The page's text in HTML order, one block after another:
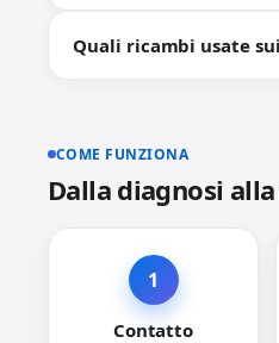
Quali ricambi usate
COME FUNZIONA
Dalla diagnosi
1
Contatto